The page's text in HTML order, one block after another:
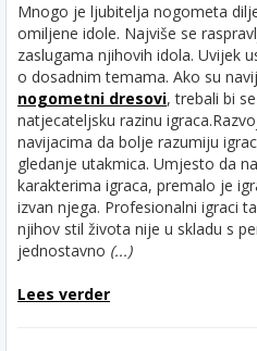
Mnogo je ljubitelja nogometa
omiljene idole. Najviše se
zaslugama njihovih idola. Uvijek
o dosadnim temama. Ako su
nogometni dresovi, trebali bi
natjecateljsku razinu igraca.
navijacima da bolje razumiju
gledanje utakmica. Umjesto da
karakterima igraca, premalo je
izvan njega. Profesionalni igraci
njihov stil života nije u skladu s
jednostavno (...)
Lees verder